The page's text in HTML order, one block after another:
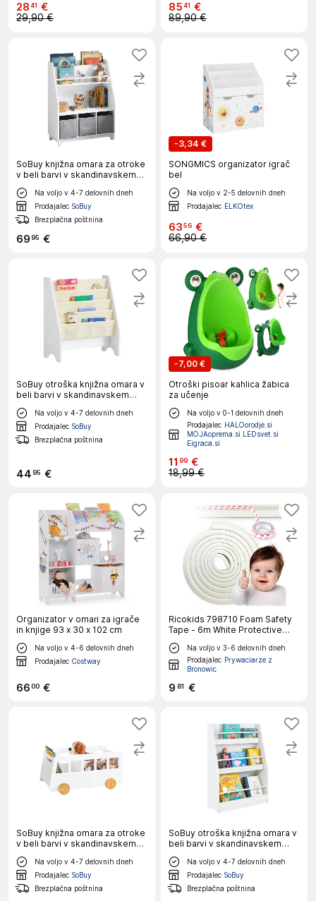
2841 €
29,90 €
8541 €
89,90 €
SoBuy knjižna omara za otroke
v beli barvi v skandinavskem
slogu
Na voljo v 4-7 delovnih dneh
Prodajalec SoBuy
Brezplačna poštnina
6995 €
-3,34 €
SONGMICS organizator igrač
bel
Na voljo v 2-5 delovnih dneh
Prodajalec ELKOtex
6356 €
66,90 €
SoBuy otroška knjižna omara v
beli barvi v skandinavskem
slogu
Na voljo v 4-7 delovnih dneh
Prodajalec SoBuy
Brezplačna poštnina
4495 €
-7,00 €
Otroški pisoar kahlica žabica
za učenje
Na voljo v 0-1 delovnih dneh
Prodajalec HALOorodje.si
MOJAoprema.si LEDsvet.si
Eigraca.si
11 99 €
18,99 €
Organizator v omari za igrače
in knjige 93 x 30 x 102 cm
Na voljo v 4-6 delovnih dneh
Prodajalec Costway
6600 €
Ricokids 798710 Foam Safety
Tape - 6m White Protective
Padding for Child Safety
Na voljo v 3-6 delovnih dneh
Prodajalec Prywaciarze z
Bronowic
9 81 €
SoBuy knjižna omara za otroke
v beli barvi v skandinavskem
slogu
Na voljo v 4-7 delovnih dneh
Prodajalec SoBuy
Brezplačna poštnina
SoBuy otroška knjižna omara v
beli barvi v skandinavskem
slogu
Na voljo v 4-7 delovnih dneh
Prodajalec SoBuy
Brezplačna poštnina